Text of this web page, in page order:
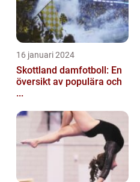
16 januari 2024
Skottland damfotboll: En
översikt av populära och
...